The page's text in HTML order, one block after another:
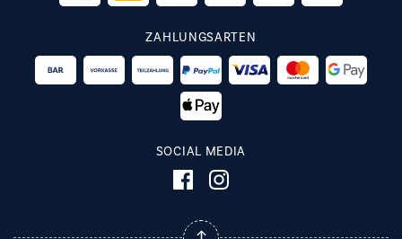
ZAHLUNGSARTEN
SOCIAL MEDIA